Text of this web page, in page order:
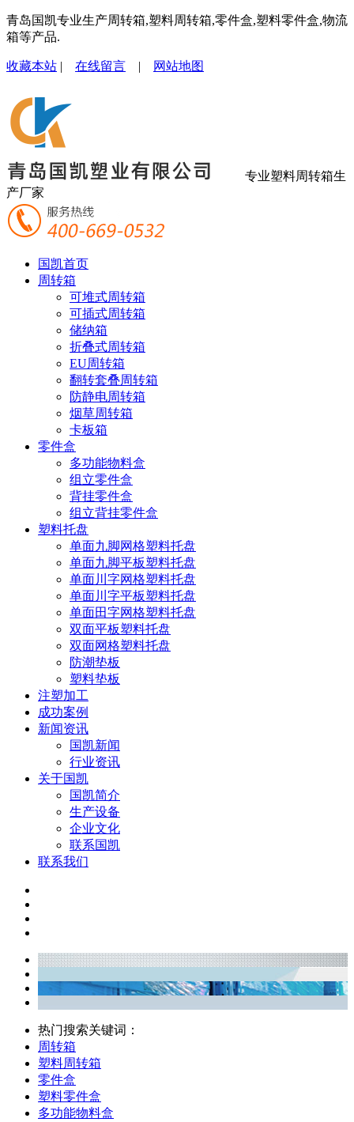
青岛国凯专业生产周转箱,塑料周转箱,零件盒,塑料零件盒,物流
箱等产品.
收藏本站 | 在线留言 | 网站地图
专业塑料周转箱生
产厂家
国凯首页
周转箱
可堆式周转箱
可插式周转箱
储纳箱
折叠式周转箱
EU周转箱
翻转套叠周转箱
防静电周转箱
烟草周转箱
卡板箱
零件盒
多功能物料盒
组立零件盒
背挂零件盒
组立背挂零件盒
塑料托盘
单面九脚网格塑料托盘
单面九脚平板塑料托盘
单面川字网格塑料托盘
单面川字平板塑料托盘
单面田字网格塑料托盘
双面平板塑料托盘
双面网格塑料托盘
防潮垫板
塑料垫板
注塑加工
成功案例
新闻资讯
国凯新闻
行业资讯
关于国凯
国凯简介
生产设备
企业文化
联系国凯
联系我们
热门搜索关键词：
周转箱
塑料周转箱
零件盒
塑料零件盒
多功能物料盒